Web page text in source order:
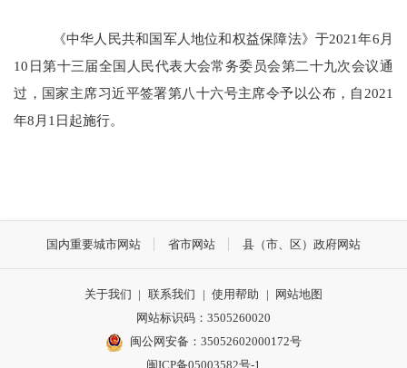
《中华人民共和国军人地位和权益保障法》于2021年6月
10日第十三届全国人民代表大会常务委员会第二十九次会议通
过，国家主席习近平签署第八十六号主席令予以公布，自2021
年8月1日起施行。
国内重要城市网站 省市网站 县（市、区）政府网站
关于我们 | 联系我们 | 使用帮助 |
网站地图
网站标识码：3505260020
闽公网安备：35052602000172号
闽ICP备05003582号-1